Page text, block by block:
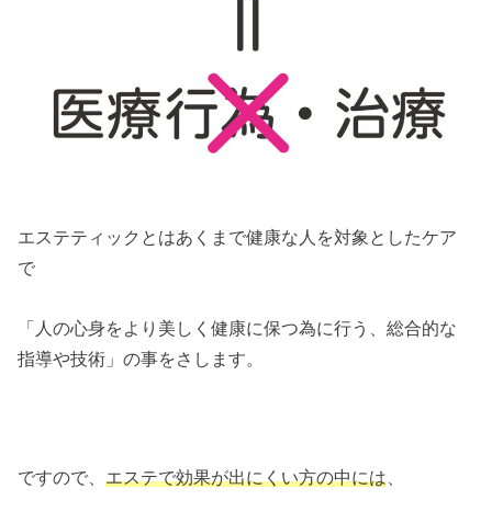
エステティックとはあくまで健康な人を対象としたケア
で
「人の心身をより美しく健康に保つ為に行う、総合的な
指導や技術」の事をさします。
ですので、エステで効果が出にくい方の中には